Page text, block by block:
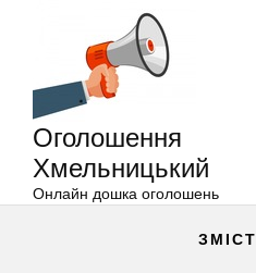
Оголошення
Хмельницький
Онлайн дошка оголошень
ЗМІСТ